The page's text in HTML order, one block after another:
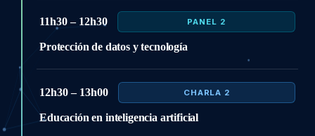
11h30 – 12h30 PANEL 2
Protección de datos y tecnología
12h30 – 13h00 CHARLA 2
Educación en inteligencia artificial